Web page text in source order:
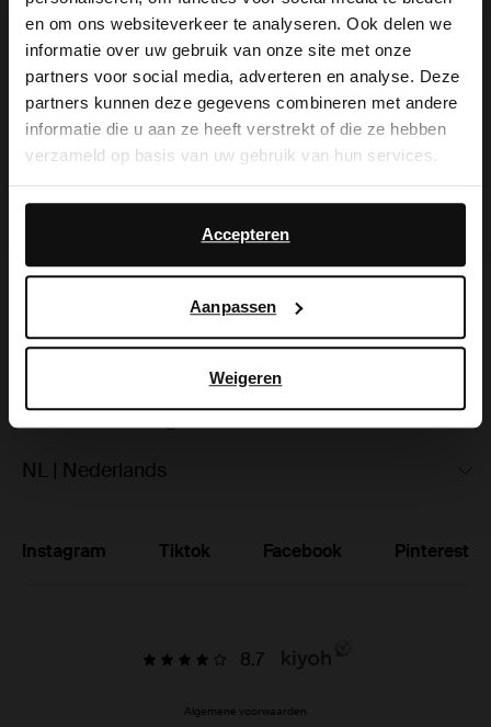
en om ons websiteverkeer te analyseren. Ook delen we
informatie over uw gebruik van onze site met onze
partners voor social media, adverteren en analyse. Deze
partners kunnen deze gegevens combineren met andere
informatie die u aan ze heeft verstrekt of die ze hebben
verzameld op basis van uw gebruik van hun services.
Daarnaast werken wij samen met Google voor
advertentie- en meetdoeleinden. Meer informatie over
hoe Google uw persoonsgegevens gebruikt, vindt u op
Accepteren
Aanpassen
Weigeren
Over Sacha
Klantenservice
Ruilen & retourneren
Studentenkorting
NL | Nederlands
Instagram Tiktok Facebook Pinterest
8.7
Algemene voorwaarden
×
View this website in English?
It looks like your language isn't Dutch. Would
you like to switch to English?
Yes, switch to
English
No, stay in Dutch